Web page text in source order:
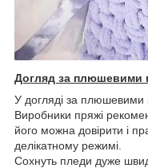
Догляд за плюшевими
У догляді за плюшевими
Виробники пряжі
його можна довірити і
делікатному режимі.
Сохнуть пледи дуже